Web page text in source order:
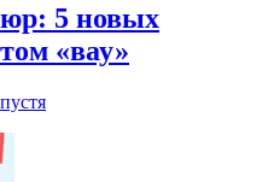
5 новых
«вау»